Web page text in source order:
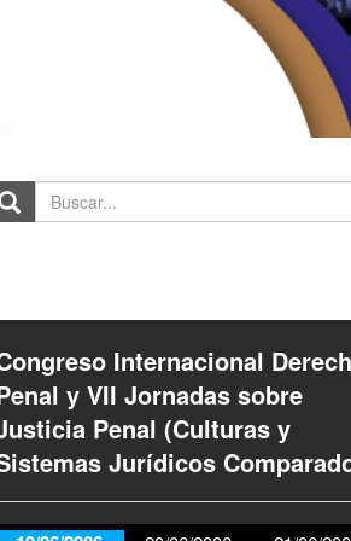
Internacional
y VII Jornadas sobre
Penal (Culturas y
Jurídicos